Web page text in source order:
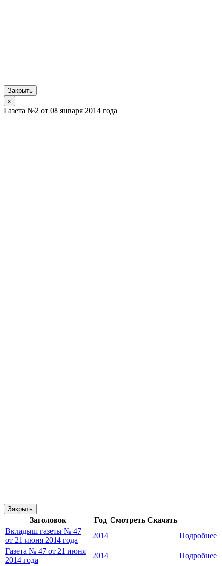
Закрыть
x
Газета №2 от 08 января 2014 года
Закрыть
Заголовок Год Смотреть Скачать
Вкладыш газеты № 47
от 21 июня 2014 года
2014
Подробнее
Газета № 47 от 21 июня
2014 года
2014
Подробнее